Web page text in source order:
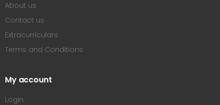
About us
Contact us
Extracurriculars
Terms and Conditions
My account
Login